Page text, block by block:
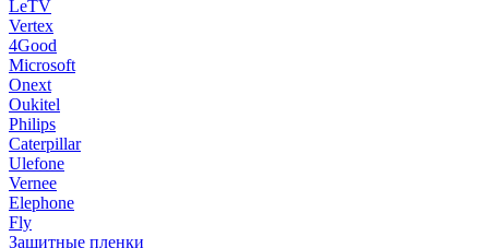
LeTV
Vertex
4Good
Microsoft
Onext
Oukitel
Philips
Caterpillar
Ulefone
Vernee
Elephone
Fly
Защитные пленки